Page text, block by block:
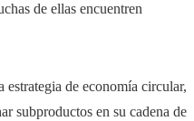
de ellas encuentren
estrategia de economía circular,
subproductos en su cadena de